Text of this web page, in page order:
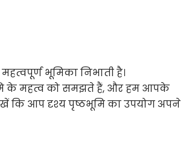
भूमिका निभाती है।
के महत्व को समझते हैं, और हम आपके
कि आप दृश्य पृष्ठभूमि का उपयोग अपने